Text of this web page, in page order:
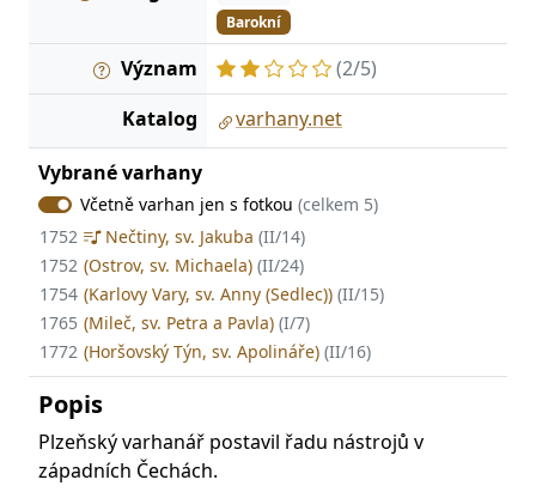
Barokní
Význam
(2/5)
Katalog
varhany.net
Vybrané varhany
Včetně varhan jen s fotkou (celkem 5)
1752
Nečtiny, sv. Jakuba (II/14)
1752 (Ostrov, sv. Michaela) (II/24)
1754 (Karlovy Vary, sv. Anny (Sedlec)) (II/15)
1765 (Mileč, sv. Petra a Pavla) (I/7)
1772 (Horšovský Týn, sv. Apolináře) (II/16)
Popis
Plzeňský varhanář postavil řadu nástrojů v
západních Čechách.